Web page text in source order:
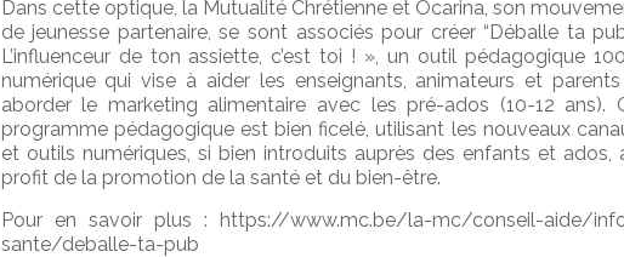
Dans cette optique, la Mutualité Chrétienne et Ocarina, son
de jeunesse partenaire, se sont associés pour créer “Déballe ta
L’influenceur de ton assiette, c’est toi ! », un outil pédagogique
numérique qui vise à aider les enseignants, animateurs et
aborder le marketing alimentaire avec les pré-ados (10-12 ans).
programme pédagogique est bien ficelé, utilisant les nouveaux
et outils numériques, si bien introduits auprès des enfants et ados,
profit de la promotion de la santé et du bien-être.
Pour en savoir plus : https://www.mc.be/la-mc/conseil-aide/
sante/deballe-ta-pub